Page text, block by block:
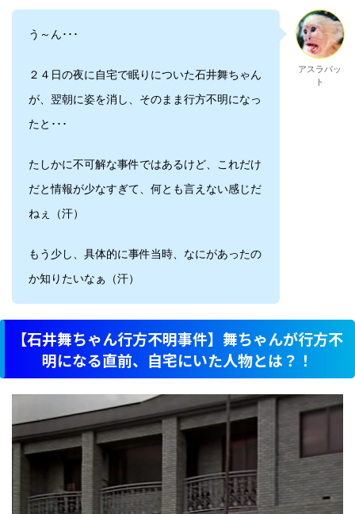
う～ん･･･
２４日の夜に自宅で眠りについた石井舞ちゃん
が、翌朝に姿を消し、そのまま行方不明になっ
たと･･･
たしかに不可解な事件ではあるけど、これだけ
だと情報が少なすぎて、何とも言えない感じだ
ねぇ（汗）
もう少し、具体的に事件当時、なにがあったの
か知りたいなぁ（汗）
アスラパッ
ト
【石井舞ちゃん行方不明事件】舞ちゃんが行方不
明になる直前、自宅にいた人物とは？！